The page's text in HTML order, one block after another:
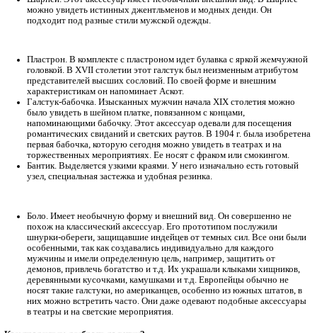
изобретен самим королем. Сегодня в нем ходят на
встречи. В основном такие галстуки выпускают
завязывают одноименным узлом.
Аскот. Этот аксессуар – изобретение XIX века. В то
высшего общества носили такой галстук с сюртуками.
столетии Аскот получил широкое распространение. В
увидеть модников, которые предпочитают спортивный
этот галстук носят женихи.
Шарпей. Этот аксессуар имеет необычный внешний
можно увидеть истинных джентльменов и модных
Пластрон. В комплекте с пластроном идет булавка с
головкой. В XVII столетии этот галстук был
представителей высших сословий. По своей форме и
характеристикам он напоминает Аскот.
Галстук-бабочка. Изысканных мужчин начала XIX
было увидеть в шейном платке, повязанном с концами,